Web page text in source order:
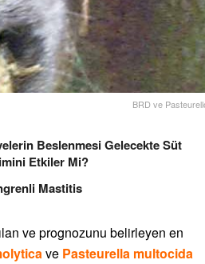
BRD ve
Beslenmesi Gelecekte Süt
Etkiler Mi?
Mastitis
ve prognozunu belirleyen en
ve Pasteurella multocida